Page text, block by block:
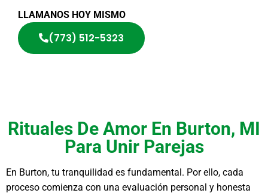
LLAMANOS HOY MISMO
(773) 512-5323
Rituales De Amor En Burton, MI
Para Unir Parejas
En Burton, tu tranquilidad es fundamental. Por ello, cada
proceso comienza con una evaluación personal y honesta